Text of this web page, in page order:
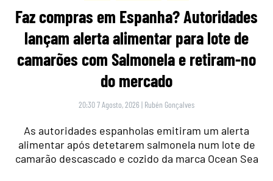
Faz compras em Espanha? Autoridades
lançam alerta alimentar para lote de
camarões com Salmonela e retiram-no
do mercado
20:30 7 Agosto, 2026 | Rubén Gonçalves
As autoridades espanholas emitiram um alerta
alimentar após detetarem salmonela num lote de
camarão descascado e cozido da marca Ocean Sea